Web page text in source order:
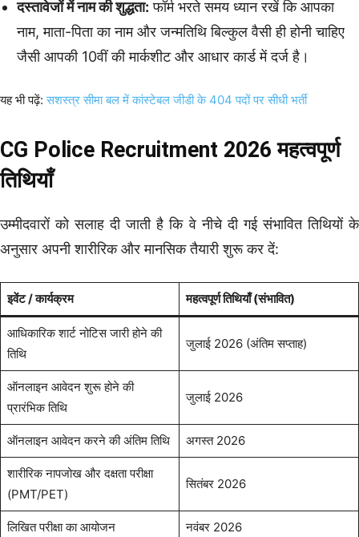
दस्तावेजों में नाम की शुद्धता: फॉर्म भरते समय ध्यान रखें कि आपका
नाम, माता-पिता का नाम और जन्मतिथि बिल्कुल वैसी ही होनी चाहिए
जैसी आपकी 10वीं की मार्कशीट और आधार कार्ड में दर्ज है।
यह भी पढ़ें:सशस्त्र सीमा बल में कांस्टेबल जीडी के 404 पदों पर सीधी भर्ती
CG Police Recruitment 2026 महत्वपूर्ण
तिथियाँ
उम्मीदवारों को सलाह दी जाती है कि वे नीचे दी गई संभावित तिथियों के
अनुसार अपनी शारीरिक और मानसिक तैयारी शुरू कर दें:
इवेंट / कार्यक्रम महत्वपूर्ण तिथियाँ (संभावित)
आधिकारिक शार्ट नोटिस जारी होने की
तिथि
जुलाई 2026 (अंतिम सप्ताह)
ऑनलाइन आवेदन शुरू होने की
प्रारंभिक तिथि
जुलाई 2026
ऑनलाइन आवेदन करने की अंतिम तिथि अगस्त 2026
शारीरिक नापजोख और दक्षता परीक्षा
(PMT/PET)
सितंबर 2026
लिखित परीक्षा का आयोजन नवंबर 2026